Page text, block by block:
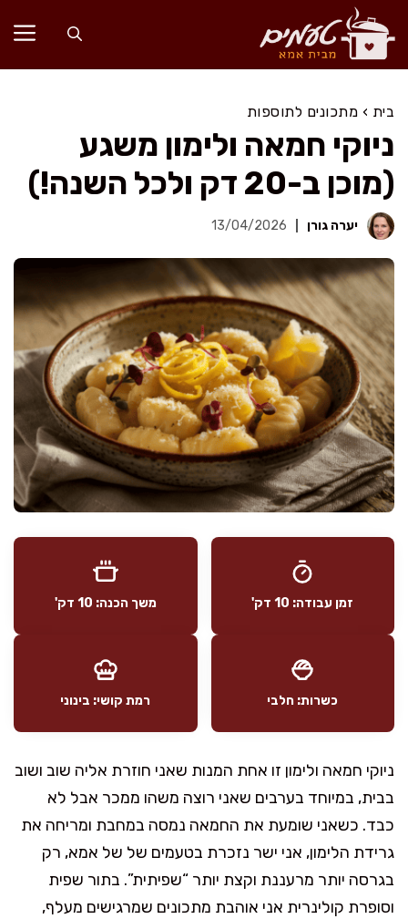
לדלג
לתוכן
בית › מתכונים לתוספות
ניוקי חמאה ולימון משגע
(מוכן ב-20 דק ולכל השנה!)
יערה גורן 13/04/2026
זמן עבודה: 10 דק' משך הכנה: 10 דק'
כשרות: חלבי רמת קושי: בינוני
ניוקי חמאה ולימון זו אחת המנות שאני חוזרת אליה שוב ושוב
בבית, במיוחד בערבים שאני רוצה משהו ממכר אבל לא
כבד. כשאני שומעת את החמאה נמסה במחבת ומריחה את
גרידת הלימון, אני ישר נזכרת בטעמים של של אמא, רק
בגרסה יותר מרעננת וקצת יותר “שפיתית”. בתור שפית
וסופרת קולינרית אני אוהבת מתכונים שמרגישים מעלף,